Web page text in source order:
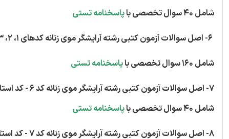
شامل 40 سوال تخصصی با
پاسخنامه تستی
6- اصل سوالات آزمون کتبی رشته آرایشگر موی زنانه کدهای 1، 2، 3، 4 - کد استاندارد 70/34/1/1-5
شامل 160 سوال تخصصی با پاسخنامه تستی
7- اصل سوالات آزمون کتبی رشته آرایشگر موی زنانه کد 6 - کد استاندارد 70/34/1/1-5
شامل 40 سوال تخصصی با
پاسخنامه تستی
8- اصل سوالات آزمون کتبی رشته آرایشگر موی زنانه کد 7 - کد استاندارد 70/34/1/1-5